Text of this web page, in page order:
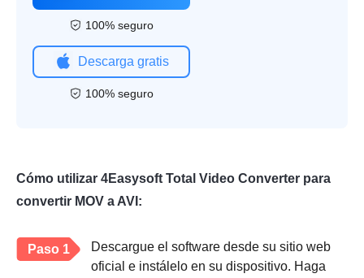
100% seguro
Descarga gratis
100% seguro
Cómo utilizar 4Easysoft Total Video Converter para
convertir MOV a AVI:
Paso 1
Descargue el software desde su sitio web
oficial e instálelo en su dispositivo. Haga